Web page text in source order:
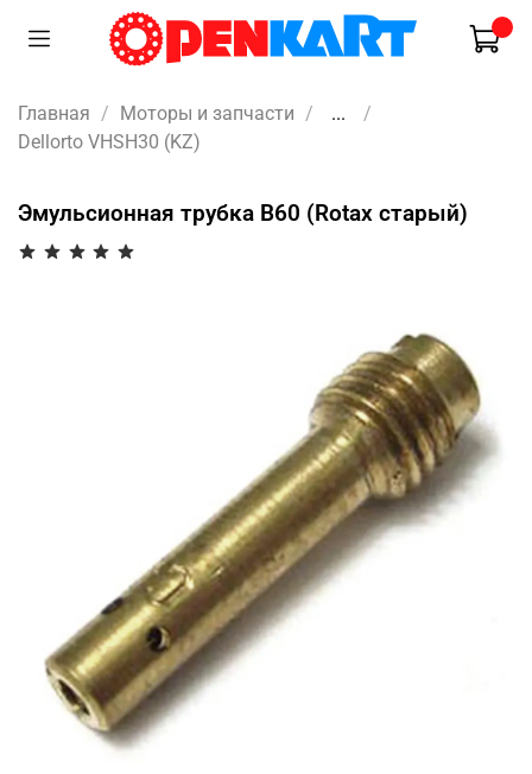
Главная Моторы и запчасти
...
Dellorto VHSH30 (KZ)
Эмульсионная трубка B60 (Rotax старый)